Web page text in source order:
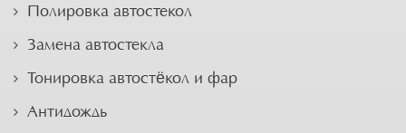
Полировка автостекол
Замена автостекла
Тонировка автостёкол и фар
Антидождь